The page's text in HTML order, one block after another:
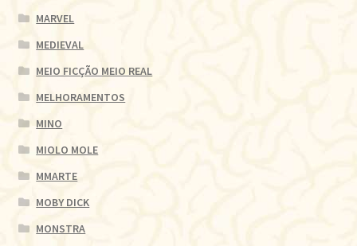
MARVEL
MEDIEVAL
MEIO FICÇÃO MEIO REAL
MELHORAMENTOS
MINO
MIOLO MOLE
MMARTE
MOBY DICK
MONSTRA